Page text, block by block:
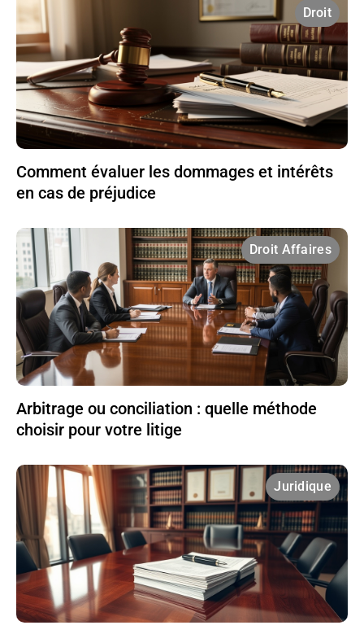
Droit
Comment évaluer les dommages et intérêts
en cas de préjudice
Droit Affaires
Arbitrage ou conciliation : quelle méthode
choisir pour votre litige
Juridique